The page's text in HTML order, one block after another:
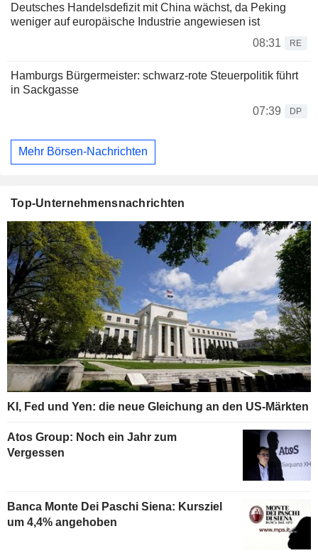
Deutsches Handelsdefizit mit China wächst, da Peking
weniger auf europäische Industrie angewiesen ist
08:31
RE
Hamburgs Bürgermeister: schwarz-rote Steuerpolitik führt
in Sackgasse
07:39
DP
Mehr Börsen-Nachrichten
Top-Unternehmensnachrichten
KI, Fed und Yen: die neue Gleichung an den US-Märkten
Atos Group: Noch ein Jahr zum
Vergessen
Banca Monte Dei Paschi Siena: Kursziel
um 4,4% angehoben